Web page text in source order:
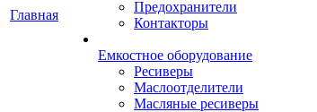
Главная
Предохранители
Контакторы
Емкостное оборудование
Ресиверы
Маслоотделители
Масляные ресиверы